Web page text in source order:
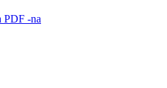
PDF -na